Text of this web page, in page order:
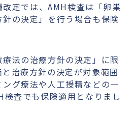
定では、AMH検査は「卵巣
の決定」を行う場合も保険
法の治療方針の決定」に限
治療方針の決定が対象範囲
グ療法や人工授精などの一
検査でも保険適用となりまし